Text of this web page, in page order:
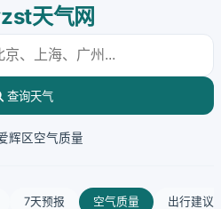
天气网
查询天气
辉区空气质量
7天预报 空气质量 出行建议